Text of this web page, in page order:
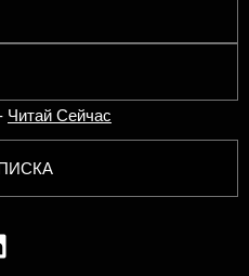
Читай Сейчас